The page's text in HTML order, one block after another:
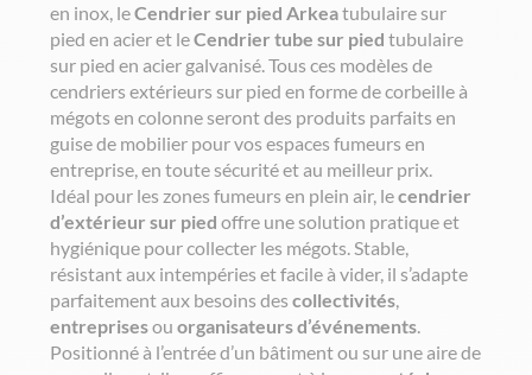
en inox, leCendrier sur pied Arkeatubulaire sur
pied en acier et leCendrier tube sur pied tubulaire
sur pied en acier galvanisé. Tous ces modèles de
cendriers extérieurs sur pied en forme de corbeille à
mégots en colonne seront des produits parfaits en
guise de mobilier pour vos espaces fumeurs en
entreprise, en toute sécurité et au meilleur prix.
Idéal pour les zones fumeurs en plein air, lecendrier
d’extérieur sur pied offre une solution pratique et
hygiénique pour collecter les mégots. Stable,
résistant aux intempéries et facile à vider, il s’adapte
parfaitement aux besoins descollectivités,
entreprisesouorganisateurs d’événements.
Positionné à l’entrée d’un bâtiment ou sur une aire de